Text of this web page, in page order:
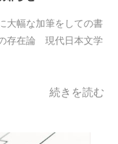
大幅な加筆をしての書
存在論 現代日本文学
続きを読む